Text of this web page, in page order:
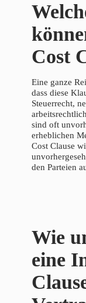
Cost
Eine ganze
dass diese
Steuerrecht,
sind oft
erheblichen
Cost Clause
den Parteien
Wie
eine